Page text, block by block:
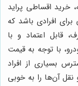
خرید اقساطی پراید
افرادی باشد که
قابل اعتماد و با
با توجه به قیمت
بسیاری از افراد
نقل آن‌ها را به خوبی